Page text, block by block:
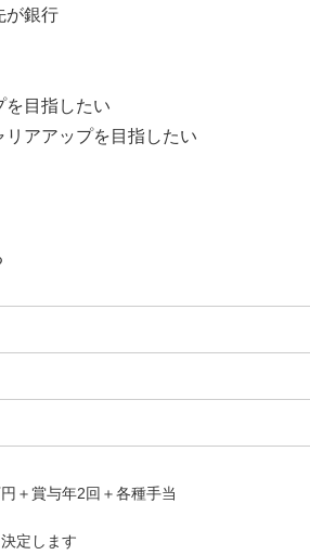
が銀行
を目指したい
アアップを目指したい
＋賞与年2回＋各種手当
定します